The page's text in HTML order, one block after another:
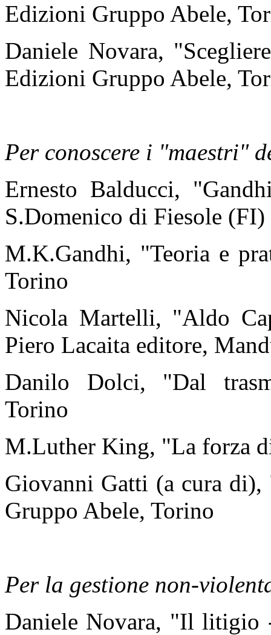
Edizioni Gruppo Abele,
Daniele Novara,
Edizioni Gruppo Abele,
Per conoscere i "maestri"
Ernesto Balducci,
S.Domenico di Fiesole (FI)
M.K.Gandhi, "Teoria e
Torino
Nicola Martelli, "Aldo
Piero Lacaita editore,
Danilo Dolci, "Dal
Torino
M.Luther King, "La forza
Giovanni Gatti (a cura
Gruppo Abele, Torino
Per la gestione non-
Daniele Novara, "Il litigio